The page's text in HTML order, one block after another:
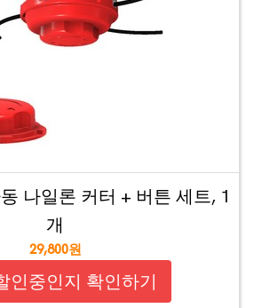
나일론 커터 + 버튼 세트, 1
개
29,800원
인중인지 확인하기